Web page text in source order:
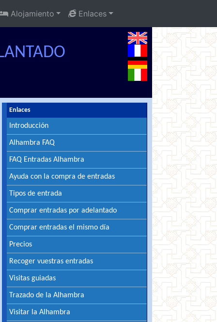
Alojamiento Enlaces
Enlaces
Introducción
Alhambra FAQ
FAQ Entradas Alhambra
Ayuda con la compra de entradas
Tipos de entrada
Comprar entradas por adelantado
Comprar entradas el mismo día
Precios
Recoger vuestras entradas
Visitas guiadas
Trazado de la Alhambra
Visitar la Alhambra